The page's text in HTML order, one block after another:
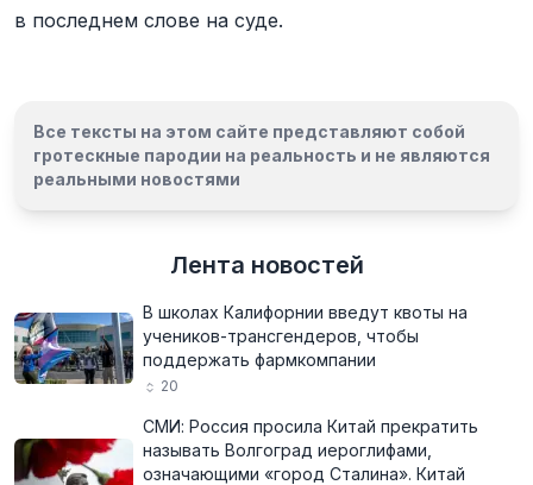
в последнем слове на суде.
Все тексты на этом сайте представляют собой
гротескные пародии на реальность и не являются
реальными новостями
Лента новостей
В школах Калифорнии введут квоты на
учеников-трансгендеров, чтобы
поддержать фармкомпании
20
СМИ: Россия просила Китай прекратить
называть Волгоград иероглифами,
означающими «город Сталина». Китай